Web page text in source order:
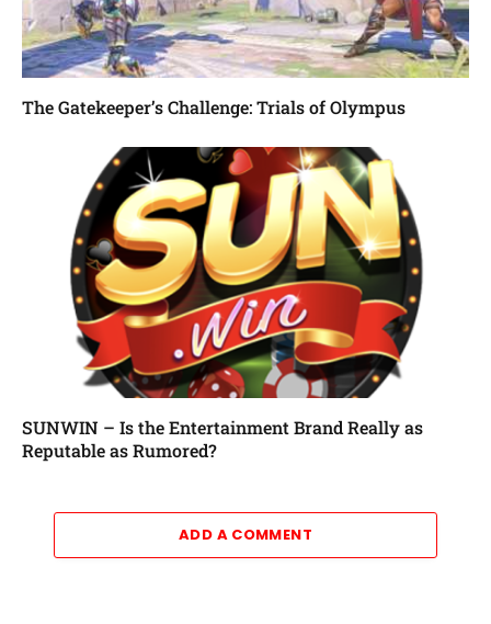
The Gatekeeper’s Challenge: Trials of Olympus
SUNWIN – Is the Entertainment Brand Really as
Reputable as Rumored?
ADD A COMMENT